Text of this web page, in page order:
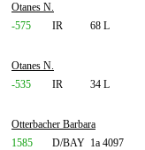
Otanes N.
-575
IR 68 L
Otanes N.
-535
IR 34 L
Otterbacher Barbara
1585
D/BAY 1a 4097